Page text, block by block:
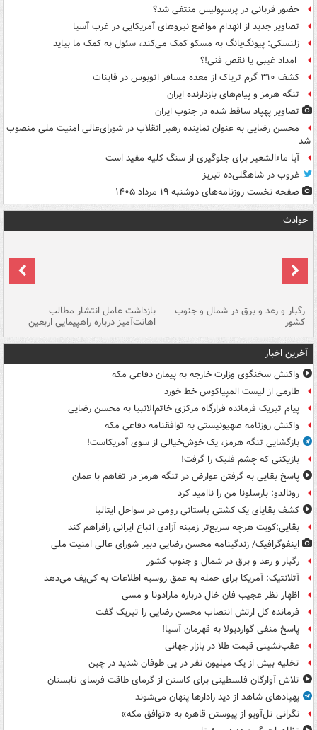
حضور قربانی در پرسپولیس منتفی شد؟
تصاویر جدید از انهدام مواضع نیروهای آمریکایی در غرب آسیا
زلنسکی: پیونگ‌یانگ به مسکو کمک می‌کند، سئول به کمک ما بیاید
امداد غیبی یا نقص فنی!؟
کشف ۳۱۰ گرم تریاک از معده مسافر اتوبوس در قاینات
تنگه هرمز و پیام‌های بازدارنده ایران
تصاویر پهپاد ساقط شده در جنوب ایران
محسن رضایی به عنوان نماینده رهبر انقلاب در شورای‌عالی امنیت ملی منصوب
شد
آیا ماءالشعیر برای جلوگیری از سنگ کلیه مفید است
غروب در شاهگلی‌ده تبریز
صفحه نخست روزنامه‌های دوشنبه ۱۹ مرداد ۱۴۰۵
حوادث
رگبار و رعد و برق در شمال و جنوب
کشور
بازداشت عامل انتشار مطالب
اهانت‌آمیز درباره راهپیمایی اربعین
آخرین اخبار
واکنش سخنگوی وزارت خارجه به پیمان دفاعی مکه
طارمی از لیست المپیاکوس خط خورد
پیام تبریک فرمانده قرارگاه مرکزی خاتم‌الانبیا به محسن رضایی
واکنش روزنامه صهیونیستی به توافقنامه دفاعی مکه
بازگشایی تنگه هرمز، یک خوش‌خیالی از سوی آمریکاست!
بازیکنی که چشم فلیک را گرفت!
پاسخ بقایی به گرفتن عوارض در تنگه هرمز در تفاهم با عمان
رونالدو: بارسلونا من را ناامید کرد
کشف بقایای یک کشتی باستانی رومی در سواحل ایتالیا
بقایی:کویت هرچه سریع‌تر زمینه آزادی اتباع ایرانی رافراهم کند
اینفوگرافیک/ زندگینامه محسن رضایی دبیر شورای عالی امنیت‌ ملی
رگبار و رعد و برق در شمال و جنوب کشور
آتلانتیک: آمریکا برای حمله به عمق روسیه اطلاعات به کی‌یف می‌دهد
اظهار نظر عجیب فان خال درباره مارادونا و مسی
فرمانده کل ارتش انتصاب محسن رضایی را تبریک گفت
پاسخ منفی گواردیولا به قهرمان آسیا!
عقب‌نشینی قیمت طلا در بازار جهانی
تخلیه بیش از یک میلیون نفر در پی طوفان شدید در چین
تلاش آوارگان فلسطینی برای کاستن از گرمای طاقت فرسای تابستان
پهپادهای شاهد از دید رادارها پنهان می‌شوند
نگرانی تل‌آویو از پیوستن قاهره به «توافق مکه»